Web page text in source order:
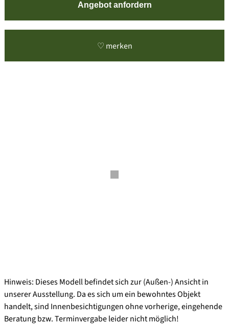
Angebot anfordern
♡ merken
Hinweis: Dieses Modell befindet sich zur (Außen-) Ansicht in
unserer Ausstellung. Da es sich um ein bewohntes Objekt
handelt, sind Innenbesichtigungen ohne vorherige, eingehende
Beratung bzw. Terminvergabe leider nicht möglich!